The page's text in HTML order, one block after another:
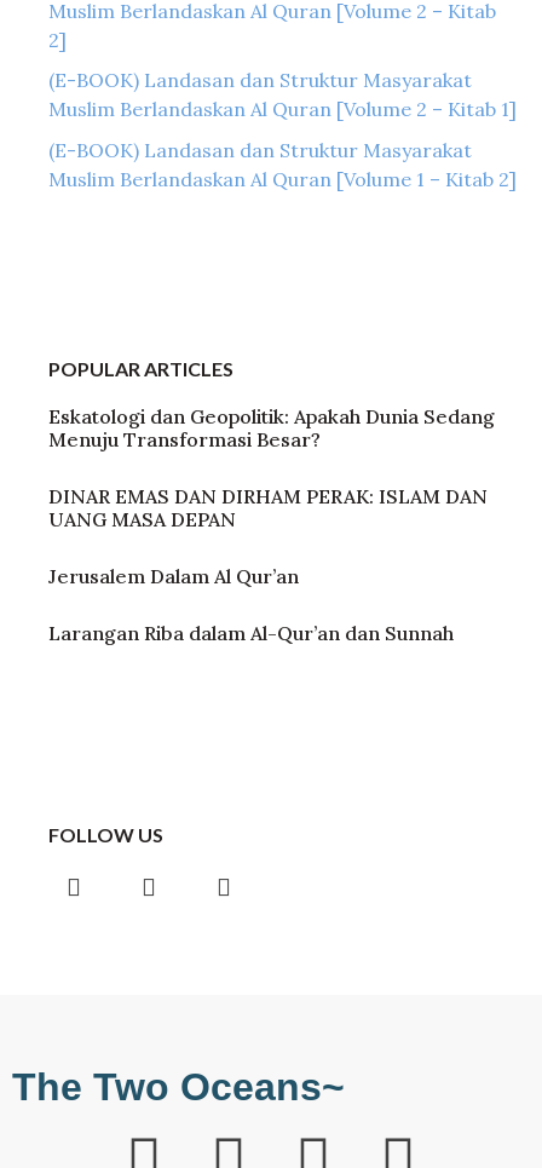
Muslim Berlandaskan Al Quran [Volume 2 – Kitab
2]
(E-BOOK) Landasan dan Struktur Masyarakat
Muslim Berlandaskan Al Quran [Volume 2 – Kitab 1]
(E-BOOK) Landasan dan Struktur Masyarakat
Muslim Berlandaskan Al Quran [Volume 1 – Kitab 2]
POPULAR ARTICLES
Eskatologi dan Geopolitik: Apakah Dunia Sedang
Menuju Transformasi Besar?
DINAR EMAS DAN DIRHAM PERAK: ISLAM DAN
UANG MASA DEPAN
Jerusalem Dalam Al Qur’an
Larangan Riba dalam Al-Qur’an dan Sunnah
FOLLOW US
The Two Oceans~